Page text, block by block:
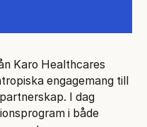
Karo Healthcares
engagemang till
I dag
i både